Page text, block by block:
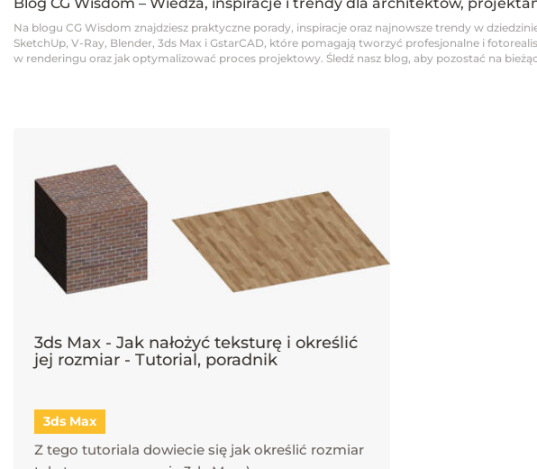
Na blogu CG Wisdom znajdziesz praktyczne porady, inspiracje oraz najnowsze trendy w
SketchUp, V-Ray, Blender, 3ds Max i GstarCAD, które pomagają tworzyć profesjonalne i
w renderingu oraz jak optymalizować proces projektowy. Śledź nasz blog, aby pozostać na
3ds Max - Jak nałożyć teksturę i określić
jej rozmiar - Tutorial, poradnik
3ds Max
Z tego tutoriala dowiecie się jak określić rozmiar